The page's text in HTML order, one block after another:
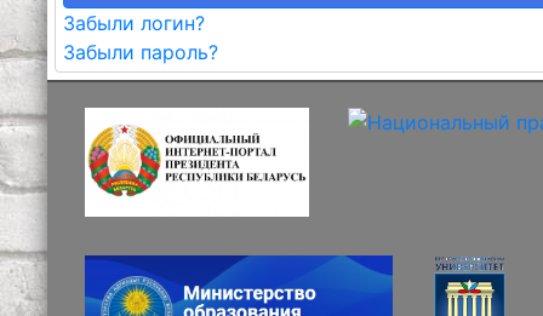
Забыли логин?
Забыли пароль?